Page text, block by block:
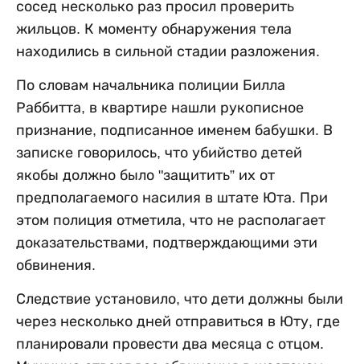
сосед несколько раз просил проверить
жильцов. К моменту обнаружения тела
находились в сильной стадии разложения.
По словам начальника полиции Билла
Раббитта, в квартире нашли рукописное
признание, подписанное именем бабушки. В
записке говорилось, что убийство детей
якобы должно было "защитить” их от
предполагаемого насилия в штате Юта. При
этом полиция отметила, что не располагает
доказательствами, подтверждающими эти
обвинения.
Следствие установило, что дети должны были
через несколько дней отправиться в Юту, где
планировали провести два месяца с отцом.